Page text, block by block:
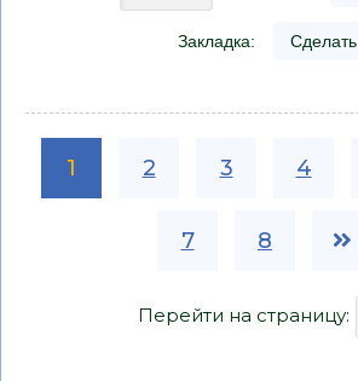
Закладка: Сделать
1 2 3 4
7 8
Перейти на страницу: